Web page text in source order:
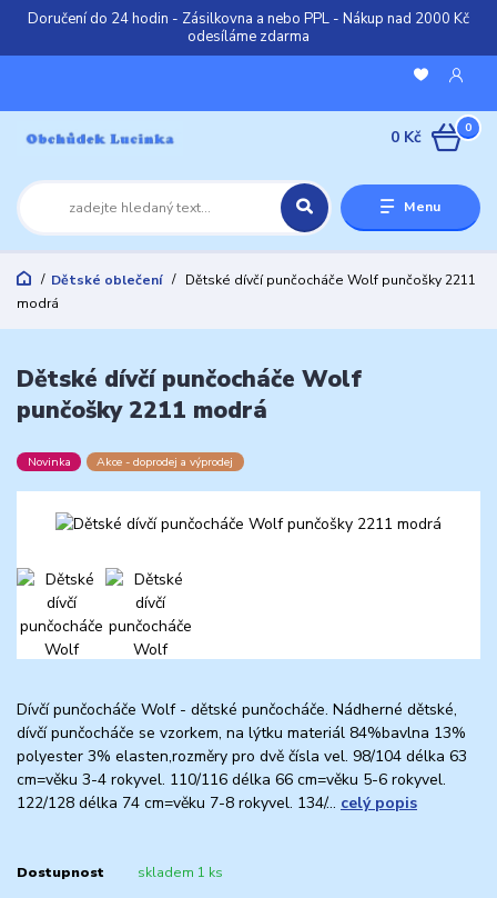
Doručení do 24 hodin - Zásilkovna a nebo PPL - Nákup nad 2000 Kč
odesíláme zdarma
Menu
0
0 Kč
Dětské oblečení
Dětské dívčí punčocháče Wolf punčošky 2211
modrá
Dětské dívčí punčocháče Wolf
punčošky 2211 modrá
Novinka Akce - doprodej a výprodej
Dívčí punčocháče Wolf - dětské punčocháče. Nádherné dětské,
dívčí punčocháče se vzorkem, na lýtku materiál 84%bavlna 13%
polyester 3% elasten,rozměry pro dvě čísla vel. 98/104 délka 63
cm=věku 3-4 rokyvel. 110/116 délka 66 cm=věku 5-6 rokyvel.
122/128 délka 74 cm=věku 7-8 rokyvel. 134/... celý popis
Dostupnost skladem 1 ks